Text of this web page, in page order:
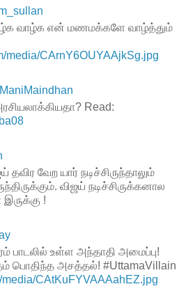
வாழ்க என் மணமக்களே வாழ்த்தும்
media/CArnY6OUYAAjkSg.jpg
ManiMaindhan
Read:
தவிர வேற யார் நடிச்சிருந்தாலும்
விஜய் நடிச்சிருக்கனால
!
பாடலில் உள்ள அந்தாதி அமைப்பு!
பொதிந்த அசத்தல்! #UttamaVillain
media/CAtKuFYVAAAahEZ.jpg